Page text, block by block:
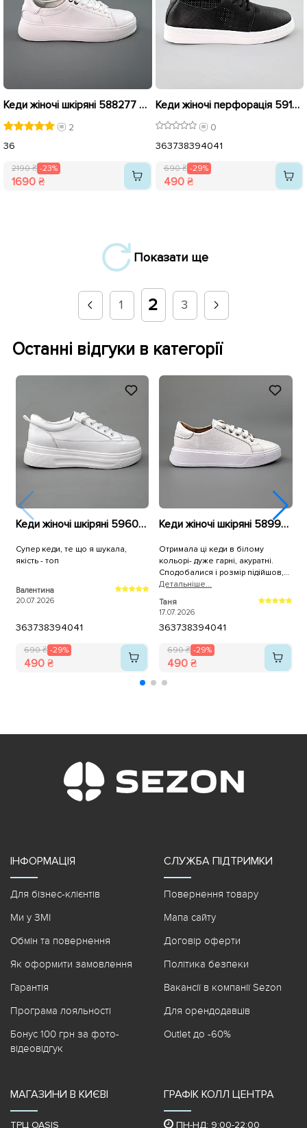
Кеди жіночі шкіряні 588277 Білі розпродаж
2
36
2190 ₴ -23%
1690 ₴
Кеди жіночі перфорація 591554 Чорні розпродаж
0
363738394041
690 ₴ -29%
490 ₴
Показати ще
1 2 3
Останні відгуки в категорії
Кеди жіночі шкіряні 596010 Білі
Супер кеди, те що я шукала,
якість - топ
Валентина
20.07.2026
363738394041
690 ₴ -29%
490 ₴
Кеди жіночі шкіряні 589967 Білі
Отримала ці кеди в білому
кольорі- дуже гарні, акуратні.
Сподобалися і розмір підійшов,
брала трішки більші. Дякую, як
завжди за оперативну доставку!
Детальнiше...
Таня
17.07.2026
363738394041
690 ₴ -29%
490 ₴
ІНФОРМАЦІЯ
Для бізнес-клієнтів
Ми у ЗМІ
Обмін та повернення
Як оформити замовлення
Гарантія
Програма лояльності
Бонус 100 грн за фото-
відеовідгук
СЛУЖБА ПІДТРИМКИ
Повернення товару
Мапа сайту
Договір оферти
Політика безпеки
Вакансії в компанії Sezon
Для орендодавців
Outlet до -60%
МАГАЗИНИ В КИЄВІ
ТРЦ OASIS
ГРАФІК КОЛЛ ЦЕНТРА
ПН-НД: 9:00-22:00